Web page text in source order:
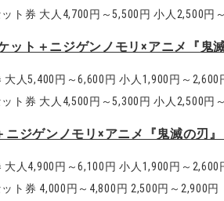
ト券 大人4,700円～5,500円 小人2,500円
ット＋ニジゲンノモリ×アニメ『鬼
人5,400円～6,600円 小人1,900円～2,600
ト券 大人4,500円～5,300円 小人2,500円
ジゲンノモリ×アニメ『鬼滅の刃
人4,900円～6,100円 小人1,900円～2,600
ト券 4,000円～4,800円 2,500円～2,900円